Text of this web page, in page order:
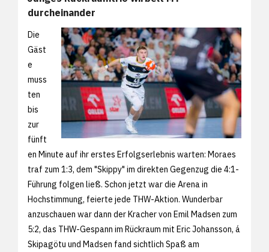
durcheinander
Die
Gäst
e
muss
ten
bis
zur
fünft
en Minute auf ihr erstes Erfolgserlebnis warten: Moraes
traf zum 1:3, dem "Skippy" im direkten Gegenzug die 4:1-
Führung folgen ließ. Schon jetzt war die Arena in
Hochstimmung, feierte jede THW-Aktion. Wunderbar
anzuschauen war dann der Kracher von Emil Madsen zum
5:2, das THW-Gespann im Rückraum mit Eric Johansson, á
Skipagötu und Madsen fand sichtlich Spaß am